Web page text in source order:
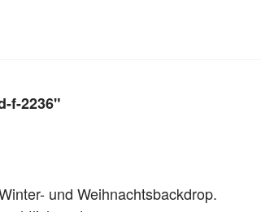
f-2236"
und Weihnachtsbackdrop.